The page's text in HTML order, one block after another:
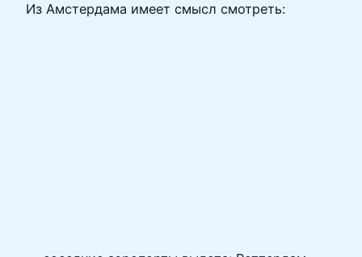
Из Амстердама имеет смысл смотреть: